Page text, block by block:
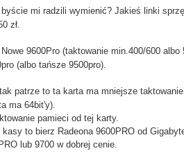
mi radzili wymienić? Jakieś linki
zł.
Nowe 9600Pro (taktowanie min.400/600
(albo tańsze 9500pro).
patrze to ta karta ma mniejsze
ma 64bit'y).
pamieci od tej karty.
to bierz Radeona 9600PRO od
lub 9700 w dobrej cenie.